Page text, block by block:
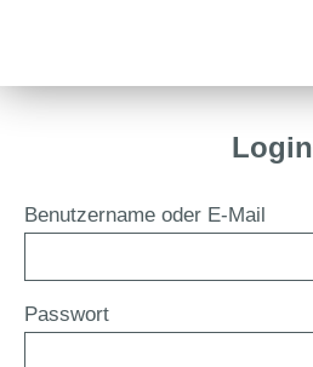
Login
Benutzername oder E-Mail
Passwort